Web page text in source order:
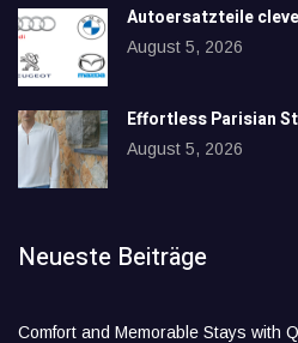
Autoersatzteile
August 5, 2026
Effortless Parisian
August 5, 2026
Neueste Beiträge
Comfort and Memorable Stays with